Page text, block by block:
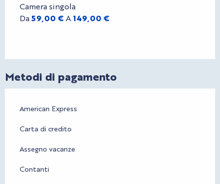
Camera singola
Da59,00 € A 149,00 €
Metodi di pagamento
American Express
Carta di credito
Assegno vacanze
Contanti